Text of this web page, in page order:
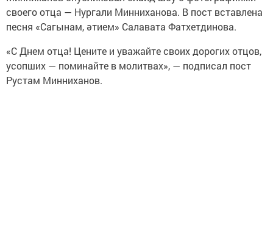
своего отца — Нургали Минниханова. В пост вставлена
песня «Сагынам, әтием» Салавата Фатхетдинова.
«С Днем отца! Цените и уважайте своих дорогих отцов,
усопших — поминайте в молитвах», — подписал пост
Рустам Минниханов.